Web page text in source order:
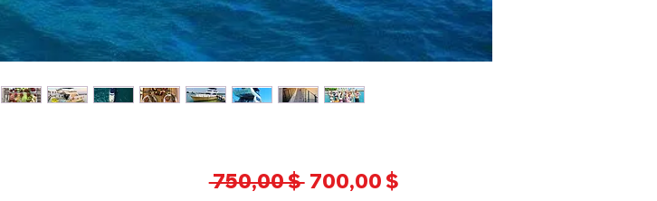
750,00 $ Обычная
700,00 $Спеццена